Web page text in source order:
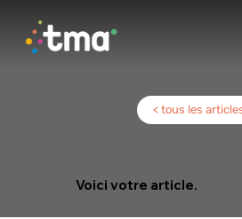
Voici votre article.
< tous les